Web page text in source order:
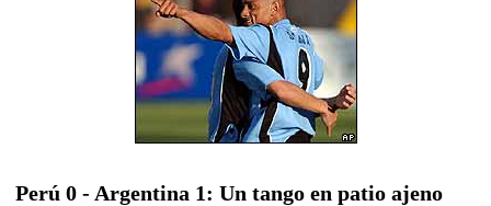
Perú 0 - Argentina 1: Un tango en patio ajeno